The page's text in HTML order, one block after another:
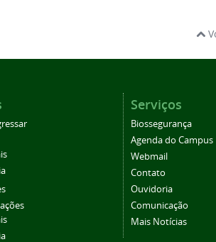
Serviços
Biossegurança
Agenda do Campus
Webmail
Contato
Ouvidoria
Comunicação
Mais Notícias